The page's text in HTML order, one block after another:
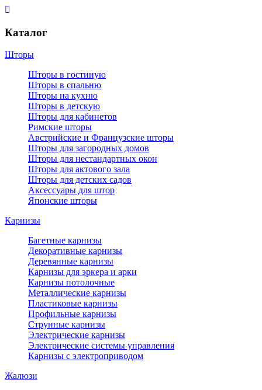
Каталог
Шторы
Шторы в гостиную
Шторы в спальню
Шторы на кухню
Шторы в детскую
Шторы для кабинетов
Римские шторы
Австрийские и Французские шторы
Шторы для загородных домов
Шторы для нестандартных окон
Шторы для актового зала
Шторы для детских садов
Аксессуары для штор
Японские шторы
Карнизы
Багетные карнизы
Декоративные карнизы
Деревянные карнизы
Карнизы для эркера и арки
Карнизы потолочные
Металлические карнизы
Пластиковые карнизы
Профильные карнизы
Струнные карнизы
Электрические карнизы
Электрические системы управления
Карнизы с электроприводом
Жалюзи